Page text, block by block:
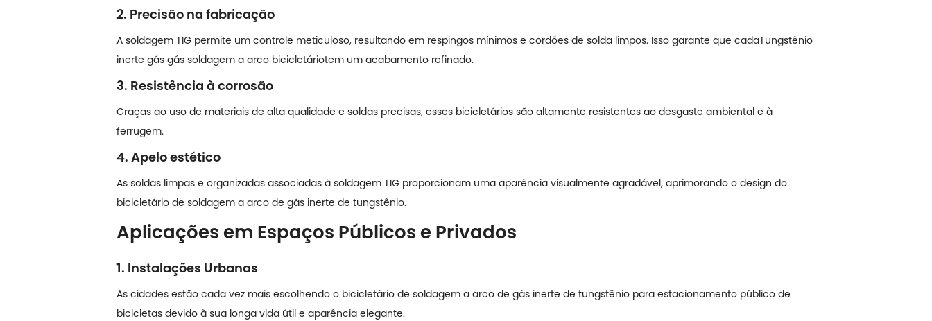
2. Precisão na fabricação
A soldagem TIG permite um controle meticuloso, resultando em respingos mínimos e cordões de solda limpos. Isso garante que cadaTungstênio
inerte gás gás soldagem a arco bicicletáriotem um acabamento refinado.
3. Resistência à corrosão
Graças ao uso de materiais de alta qualidade e soldas precisas, esses bicicletários são altamente resistentes ao desgaste ambiental e à
ferrugem.
4. Apelo estético
As soldas limpas e organizadas associadas à soldagem TIG proporcionam uma aparência visualmente agradável, aprimorando o design do
bicicletário de soldagem a arco de gás inerte de tungstênio.
Aplicações em Espaços Públicos e Privados
1. Instalações Urbanas
As cidades estão cada vez mais escolhendo o bicicletário de soldagem a arco de gás inerte de tungstênio para estacionamento público de
bicicletas devido à sua longa vida útil e aparência elegante.